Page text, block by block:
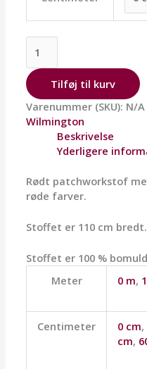
Tilføj til kurv
Varenummer (SKU): N/A
Wilmington
Beskrivelse
Yderligere
Rødt patchworkstof
røde farver.
Stoffet er 110 cm bredt.
Stoffet er 100 %
Meter
0 m,
Centimeter 0 cm,
cm,